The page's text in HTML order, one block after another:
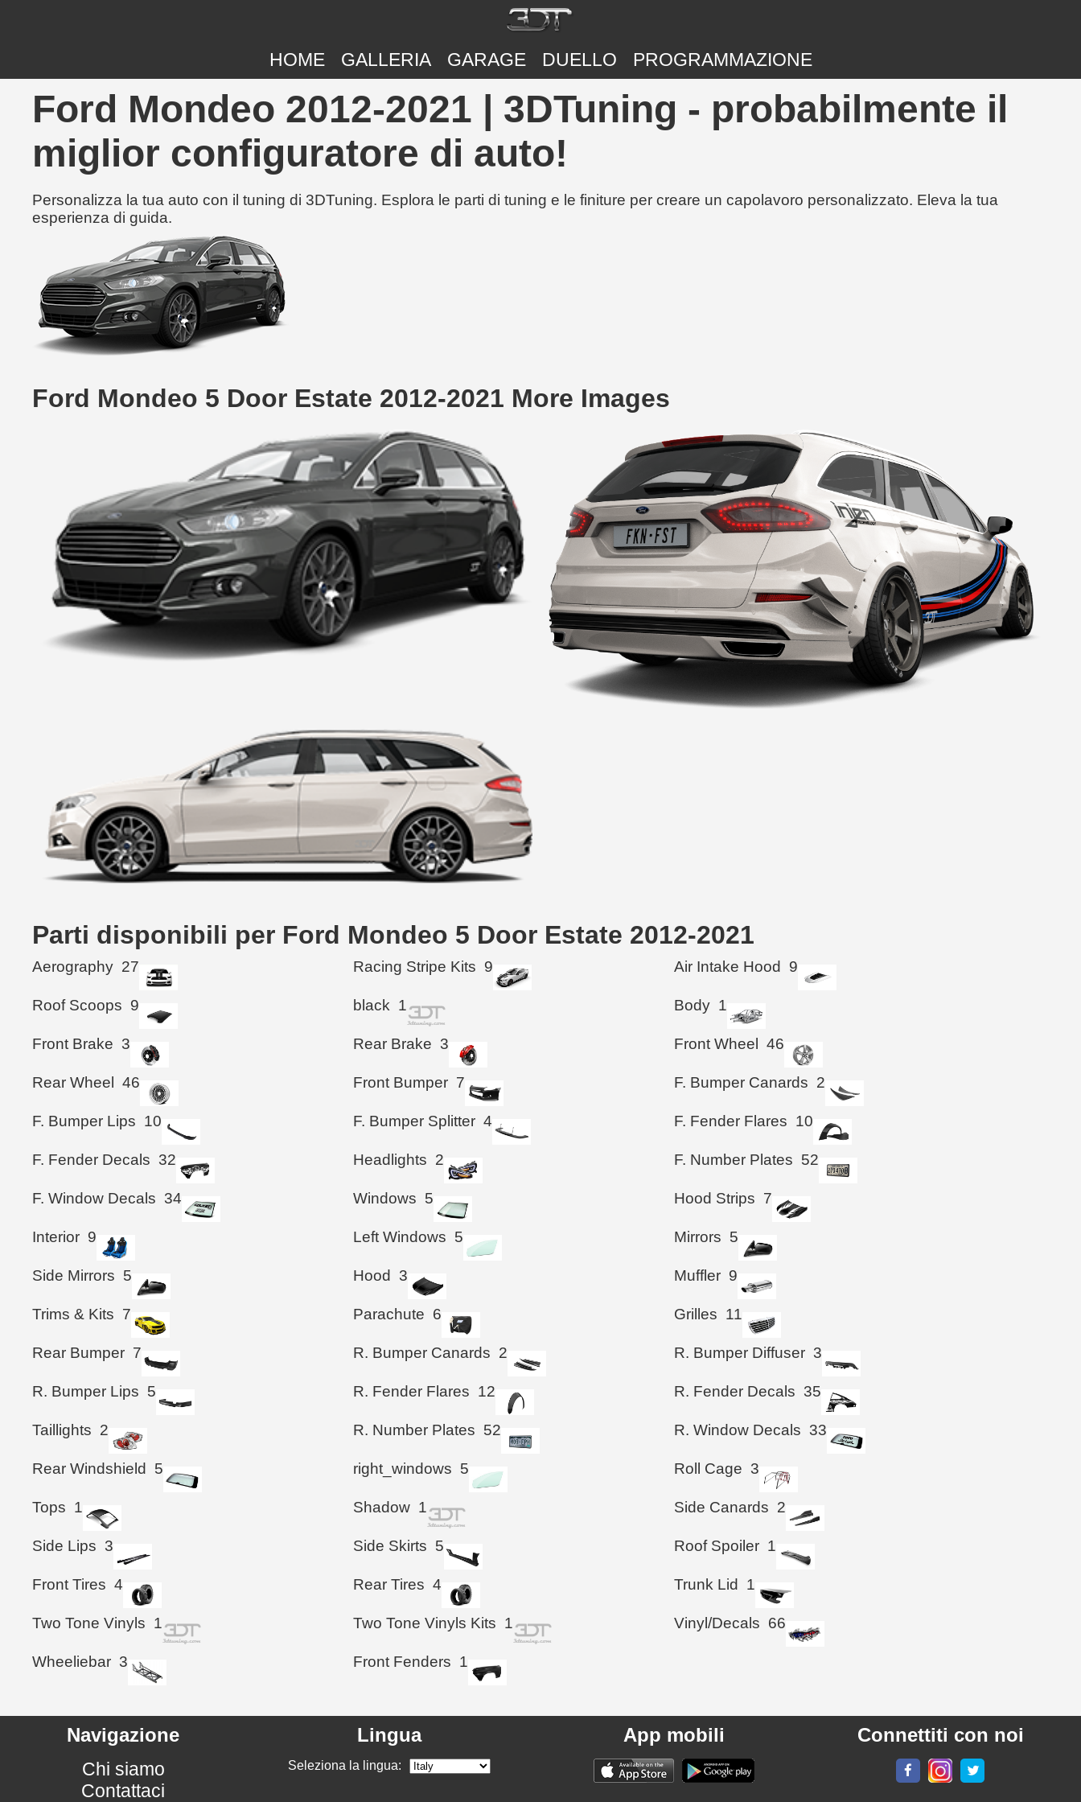
HOME GALLERIA GARAGE DUELLO PROGRAMMAZIONE
Ford Mondeo 2012-2021 | 3DTuning - probabilmente il
miglior configuratore di auto!
Personalizza la tua auto con il tuning di 3DTuning. Esplora le parti di tuning e le finiture per creare un capolavoro personalizzato. Eleva la tua
esperienza di guida.
Ford Mondeo 5 Door Estate 2012-2021 More Images
Parti disponibili per Ford Mondeo 5 Door Estate 2012-2021
Aerography 27 Racing Stripe Kits 9 Air Intake Hood 9
Roof Scoops 9 black 1 Body 1
Front Brake 3 Rear Brake 3 Front Wheel 46
Rear Wheel 46 Front Bumper 7 F. Bumper Canards 2
F. Bumper Lips 10 F. Bumper Splitter 4 F. Fender Flares 10
F. Fender Decals 32 Headlights 2 F. Number Plates 52
F. Window Decals 34 Windows 5 Hood Strips 7
Interior 9 Left Windows 5 Mirrors 5
Side Mirrors 5 Hood 3 Muffler 9
Trims & Kits 7 Parachute 6 Grilles 11
Rear Bumper 7 R. Bumper Canards 2 R. Bumper Diffuser 3
R. Bumper Lips 5 R. Fender Flares 12 R. Fender Decals 35
Taillights 2 R. Number Plates 52 R. Window Decals 33
Rear Windshield 5 right_windows 5 Roll Cage 3
Tops 1 Shadow 1 Side Canards 2
Side Lips 3 Side Skirts 5 Roof Spoiler 1
Front Tires 4 Rear Tires 4 Trunk Lid 1
Two Tone Vinyls 1 Two Tone Vinyls Kits 1 Vinyl/Decals 66
Wheeliebar 3 Front Fenders 1
Navigazione
Chi siamo
Contattaci
Lingua
Seleziona la lingua:
App mobili Connettiti con noi